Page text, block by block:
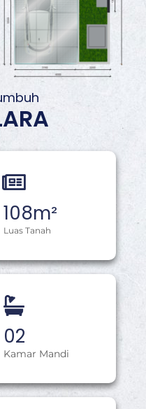
108m²
Luas Tanah
02
Kamar Mandi